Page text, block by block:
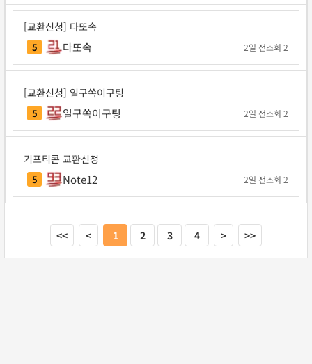
[교환신청] 다또속
5 다또속 2일 전조회 2
[교환신청] 일구쏙이구팅
5 일구쏙이구팅 2일 전조회 2
기프티콘 교환신청
5 Note12 2일 전조회 2
<< < 1 2 3 4 > >>